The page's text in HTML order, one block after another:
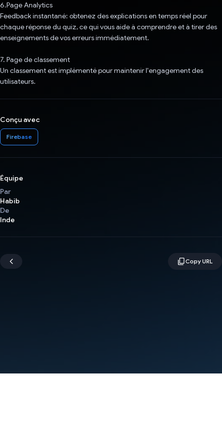
6.Page Analytics
Feedback instantané: obtenez des explications en temps réel pour
chaque réponse du quiz, ce qui vous aide à comprendre et à tirer des
enseignements de vos erreurs immédiatement.
7. Page de classement
Un classement est implémenté pour maintenir l'engagement des
utilisateurs.
Conçu avec
Firebase
Équipe
Par
Habib
De
Inde